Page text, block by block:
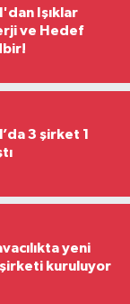
Işıklar
ve Hedef
1
yeni
kuruluyor